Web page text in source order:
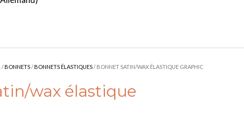
/BONNETS/BONNETS ÉLASTIQUES/ BONNET SATIN/WAX ÉLASTIQUE GRAPHIC
wax élastique